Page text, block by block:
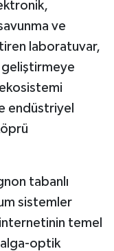
ve
laboratuvar,
endüstriyel
tabanlı
sistemler
temel
optik